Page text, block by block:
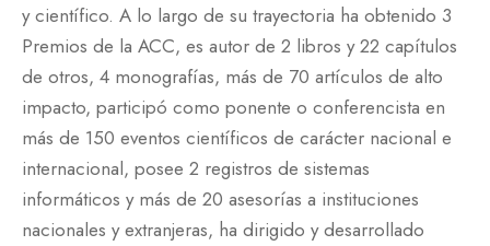
y científico. A lo largo de su trayectoria ha obtenido 3
Premios de la ACC, es autor de 2 libros y 22 capítulos
de otros, 4 monografías, más de 70 artículos de alto
impacto, participó como ponente o conferencista en
más de 150 eventos científicos de carácter nacional e
internacional, posee 2 registros de sistemas
informáticos y más de 20 asesorías a instituciones
nacionales y extranjeras, ha dirigido y desarrollado